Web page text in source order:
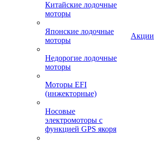
Китайские лодочные
моторы
Японские лодочные
моторы
Недорогие лодочные
моторы
Моторы EFI
(инжекторные)
Носовые
электромоторы с
функцией GPS якоря
Акции